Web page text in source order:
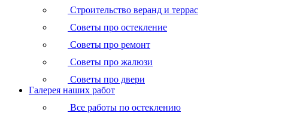
Строительство веранд и террас
Советы про остекление
Советы про ремонт
Советы про жалюзи
Советы про двери
Галерея наших работ
Все работы по остеклению